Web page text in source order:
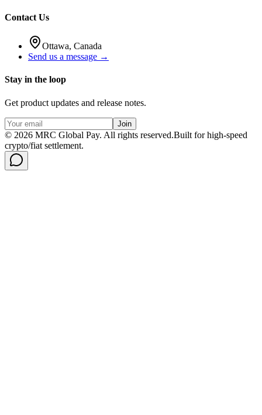
Contact Us
Ottawa, Canada
Send us a message →
Stay in the loop
Get product updates and release notes.
Join
© 2026 MRC Global Pay. All rights reserved.Built for high-speed
crypto/fiat settlement.